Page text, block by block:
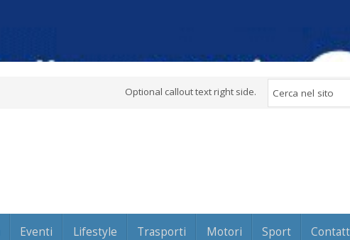
Optional callout text right side.
Eventi Lifestyle Trasporti Motori Sport